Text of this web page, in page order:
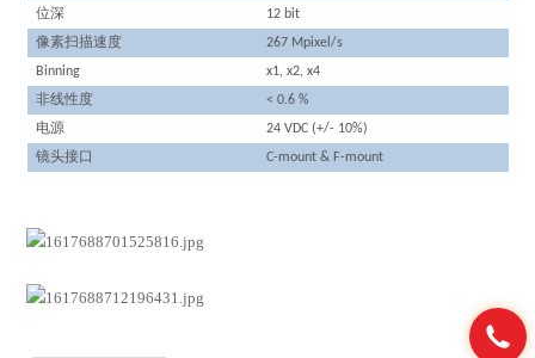
位深 12bit
像素扫描速度
267 Mpixel/s
Binning
x1, x2, x4
非线性度 < 0.6 %
电源 24 VDC (+/- 10%)
镜头接口 C-mount & F-mount